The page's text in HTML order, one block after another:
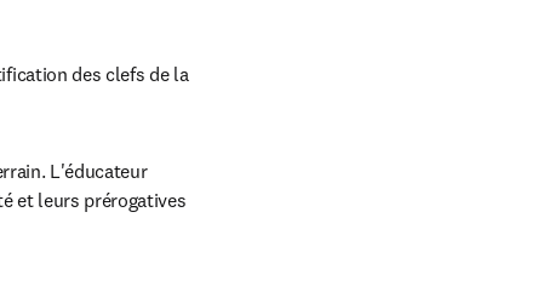
des clefs de la
L'éducateur
et leurs prérogatives